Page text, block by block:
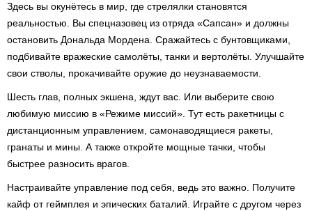
Здесь вы окунётесь в мир, где стрелялки становятся
реальностью. Вы спецназовец из отряда «Сапсан» и должны
остановить Дональда Мордена. Сражайтесь с бунтовщиками,
подбивайте вражеские самолёты, танки и вертолёты. Улучшайте
свои стволы, прокачивайте оружие до неузнаваемости.
Шесть глав, полных экшена, ждут вас. Или выберите свою
любимую миссию в «Режиме миссий». Тут есть ракетницы с
дистанционным управлением, самонаводящиеся ракеты,
гранаты и мины. А также откройте мощные тачки, чтобы
быстрее разносить врагов.
Настраивайте управление под себя, ведь это важно. Получите
кайф от геймплея и эпических баталий. Играйте с другом через